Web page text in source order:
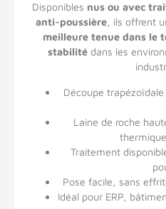
Disponibles nus ou avec
anti-poussière, ils offrent
meilleure tenue dans le
stabilitédans les
Découpe
Laine de roche
Traitement
Pose facile, sans
Idéal pour ERP,